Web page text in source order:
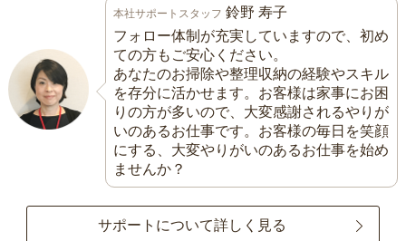
本社サポートスタッフ 鈴野 寿子
フォロー体制が充実していますので、初め
ての方もご安心ください。
あなたのお掃除や整理収納の経験やスキル
を存分に活かせます。お客様は家事にお困
りの方が多いので、大変感謝されるやりが
いのあるお仕事です。お客様の毎日を笑顔
にする、大変やりがいのあるお仕事を始め
ませんか？
サポートについて詳しく見る